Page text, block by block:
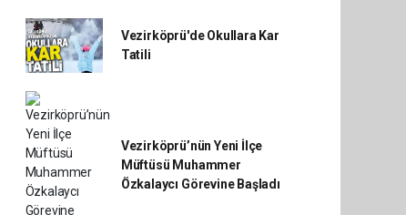
Vezirköprü'de Okullara Kar
Tatili
Vezirköprü’nün Yeni İlçe
Müftüsü Muhammer
Özkalaycı Görevine Başladı